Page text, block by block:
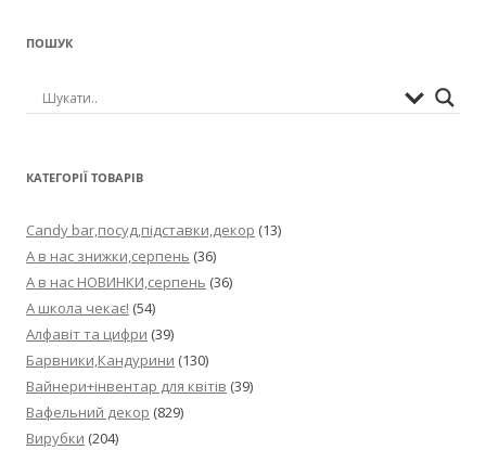
ПОШУК
КАТЕГОРІЇ ТОВАРІВ
Candy bar,посуд,підставки,декор (13)
А в нас знижки,серпень (36)
А в нас НОВИНКИ,серпень (36)
А школа чекає! (54)
Алфавіт та цифри (39)
Барвники,Кандурини (130)
Вайнери+інвентар для квітів (39)
Вафельний декор (829)
Вирубки (204)